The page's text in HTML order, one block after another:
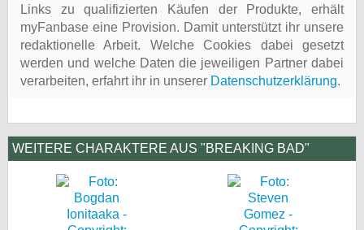
Links zu qualifizierten Käufen der Produkte, erhält
myFanbase eine Provision. Damit unterstützt ihr unsere
redaktionelle Arbeit. Welche Cookies dabei gesetzt
werden und welche Daten die jeweiligen Partner dabei
verarbeiten, erfahrt ihr in unserer Datenschutzerklärung.
WEITERE CHARAKTERE AUS "BREAKING BAD"